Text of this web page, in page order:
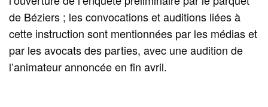
de Béziers ; les convocations et auditions liées à
cette instruction sont mentionnées par les médias et
par les avocats des parties, avec une audition de
l’animateur annoncée en fin avril.